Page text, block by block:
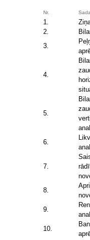
Nr.
1.
2.
3.
4.
5.
6.
7.
8.
9.
10.